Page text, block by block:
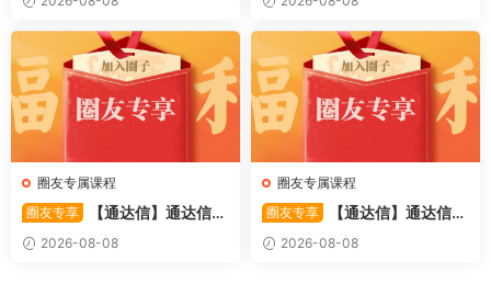
股价运行通道、捕捉短线买卖
时机 源码
略与工具（上下）视频课程 共
2个视频
圈友专属课程
圈友专享
【通达信】通达信
〖极致主力〗主副图/选股 放
量不算突破，站上压力才算！
2026-08-08
圈友专属课程
圈友专享
【通达信】通达信
〖超强MACD〗副图指标 斐波
那契+三重共振，捕捉买卖
2026-08-08